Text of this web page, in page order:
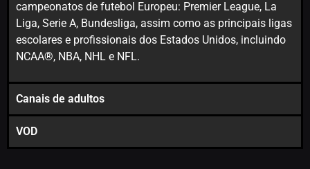
campeonatos de futebol Europeu: Premier League, La
Liga, Serie A, Bundesliga, assim como as principais ligas
escolares e profissionais dos Estados Unidos, incluindo
NCAA®, NBA, NHL e NFL.
Canais de adultos
VOD